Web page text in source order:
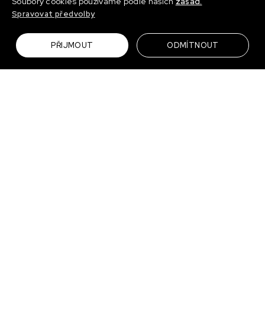
Spravovat předvolby
PŘIJMOUT ODMÍTNOUT